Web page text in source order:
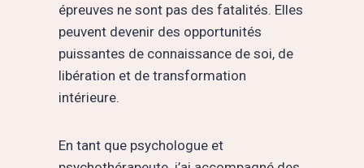
épreuves ne sont pas des fatalités. Elles
peuvent devenir des opportunités
puissantes de connaissance de soi, de
libération et de transformation
intérieure.
En tant que psychologue et